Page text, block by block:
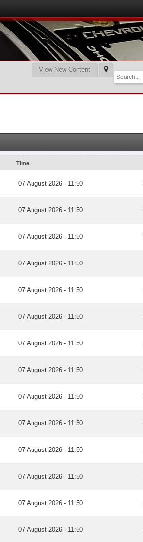
View New Content
Time
07 August 2026 - 11:50
07 August 2026 - 11:50
07 August 2026 - 11:50
07 August 2026 - 11:50
07 August 2026 - 11:50
07 August 2026 - 11:50
07 August 2026 - 11:50
07 August 2026 - 11:50
07 August 2026 - 11:50
07 August 2026 - 11:50
07 August 2026 - 11:50
07 August 2026 - 11:50
07 August 2026 - 11:50
07 August 2026 - 11:50